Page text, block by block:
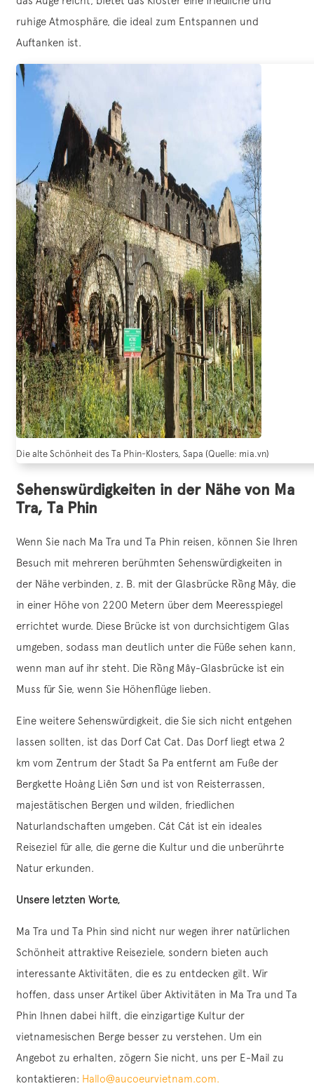
ruhige Atmosphäre, die ideal zum Entspannen und
Auftanken ist.
Die alte Schönheit des Ta Phin-Klosters, Sapa (Quelle: mia.vn)
Sehenswürdigkeiten in der Nähe von Ma
Tra, Ta Phin
Wenn Sie nach Ma Tra und Ta Phin reisen, können Sie Ihren
Besuch mit mehreren berühmten Sehenswürdigkeiten in
der Nähe verbinden, z. B. mit der Glasbrücke Rồng Mây, die
in einer Höhe von 2200 Metern über dem Meeresspiegel
errichtet wurde. Diese Brücke ist von durchsichtigem Glas
umgeben, sodass man deutlich unter die Füße sehen kann,
wenn man auf ihr steht. Die Rồng Mây-Glasbrücke ist ein
Muss für Sie, wenn Sie Höhenflüge lieben.
Eine weitere Sehenswürdigkeit, die Sie sich nicht entgehen
lassen sollten, ist das Dorf Cat Cat. Das Dorf liegt etwa 2
km vom Zentrum der Stadt Sa Pa entfernt am Fuße der
Bergkette Hoàng Liên Sơn und ist von Reisterrassen,
majestätischen Bergen und wilden, friedlichen
Naturlandschaften umgeben. Cát Cát ist ein ideales
Reiseziel für alle, die gerne die Kultur und die unberührte
Natur erkunden.
Unsere letzten Worte,
Ma Tra und Ta Phin sind nicht nur wegen ihrer natürlichen
Schönheit attraktive Reiseziele, sondern bieten auch
interessante Aktivitäten, die es zu entdecken gilt. Wir
hoffen, dass unser Artikel über Aktivitäten in Ma Tra und Ta
Phin Ihnen dabei hilft, die einzigartige Kultur der
vietnamesischen Berge besser zu verstehen. Um ein
Angebot zu erhalten, zögern Sie nicht, uns per E-Mail zu
kontaktieren: Hallo@aucoeurvietnam.com.